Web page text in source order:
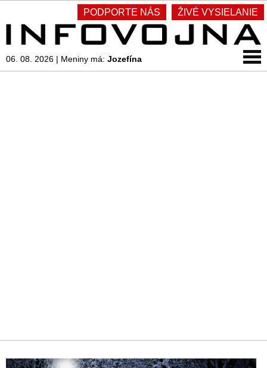
PODPORTE NÁS ŽIVÉ VYSIELANIE
06. 08. 2026 | Meniny má: Jozefína